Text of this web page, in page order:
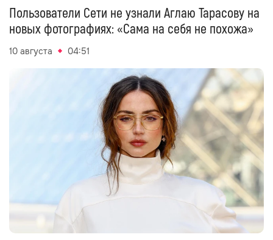
Пользователи Сети не узнали Аглаю Тарасову на
новых фотографиях: «Сама на себя не похожа»
10 августа 04:51